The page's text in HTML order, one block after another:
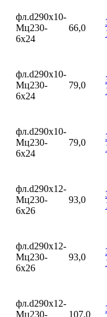
фл.d290х10-
Мц230-
6х24
66,0
фл.d290х10-
Мц230-
6х24
79,0
фл.d290х10-
Мц230-
6х24
79,0
фл.d290х12-
Мц230-
6х26
93,0
фл.d290х12-
Мц230-
6х26
93,0
фл.d290х12-
Мц230-
107,0